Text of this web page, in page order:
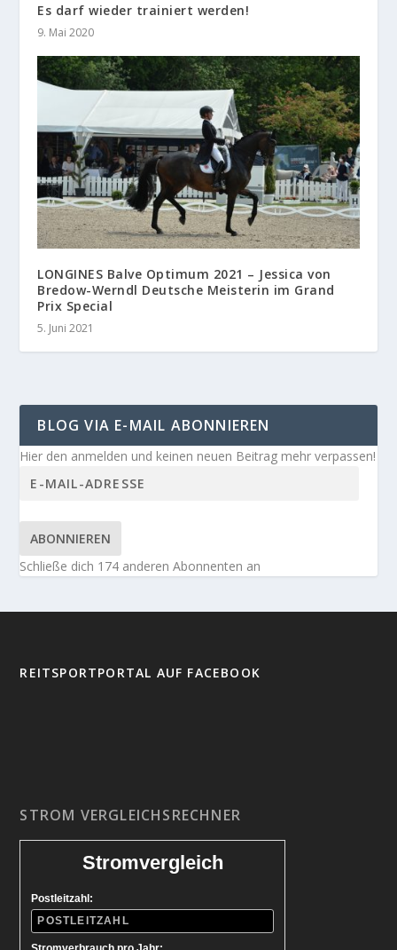
Es darf wieder trainiert werden!
9. Mai 2020
LONGINES Balve Optimum 2021 – Jessica von
Bredow-Werndl Deutsche Meisterin im Grand
Prix Special
5. Juni 2021
BLOG VIA E-MAIL ABONNIEREN
Hier den anmelden und keinen neuen Beitrag mehr verpassen!
ABONNIEREN
Schließe dich 174 anderen Abonnenten an
REITSPORTPORTAL AUF FACEBOOK
STROM VERGLEICHSRECHNER
Stromvergleich
Postleitzahl: